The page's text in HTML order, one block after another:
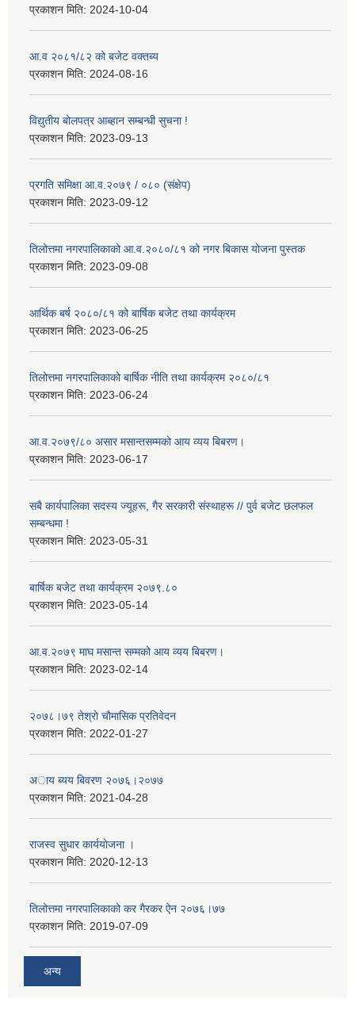
प्रकाशन मिति: 2024-10-04
आ.व २०८१/८२ को बजेट वक्तब्य
प्रकाशन मिति: 2024-08-16
विद्युतीय बोलपत्र आब्हान सम्बन्धी सुचना !
प्रकाशन मिति: 2023-09-13
प्रगति समिक्षा आ.व.२०७९ / ०८० (संक्षेप)
प्रकाशन मिति: 2023-09-12
तिलोत्तमा नगरपालिकाको आ.व.२०८०/८१ को नगर बिकास योजना पुस्तक
प्रकाशन मिति: 2023-09-08
आर्थिक बर्ष २०८०/८१ को बार्षिक बजेट तथा कार्यक्रम
प्रकाशन मिति: 2023-06-25
तिलोत्तमा नगरपालिकाको बार्षिक नीति तथा कार्यक्रम २०८०/८१
प्रकाशन मिति: 2023-06-24
आ.व.२०७९/८० असार मसान्तसम्मको आय व्यय बिबरण।
प्रकाशन मिति: 2023-06-17
सबै कार्यपालिका सदस्य ज्यूहरू, गैर सरकारी संस्थाहरू // पुर्व बजेट छलफल
सम्बन्धमा !
प्रकाशन मिति: 2023-05-31
बार्षिक बजेट तथा कार्यक्रम २०७९.८०
प्रकाशन मिति: 2023-05-14
आ.व.२०७९ माघ मसान्त सम्मको आय व्यय बिबरण।
प्रकाशन मिति: 2023-02-14
२०७८।७९ तेश्राे चाैमासिक प्रतिवेदन
प्रकाशन मिति: 2022-01-27
अाय ब्यय बिवरण २०७६।२०७७
प्रकाशन मिति: 2021-04-28
राजस्व सुधार कार्ययाेजना ।
प्रकाशन मिति: 2020-12-13
तिलोत्तमा नगरपालिकाको कर गैरकर ऐन २०७६।७७
प्रकाशन मिति: 2019-07-09
अन्य